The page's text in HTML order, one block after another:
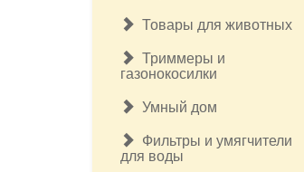
Товары для животных
Триммеры и
газонокосилки
Умный дом
Фильтры и умягчители
для воды